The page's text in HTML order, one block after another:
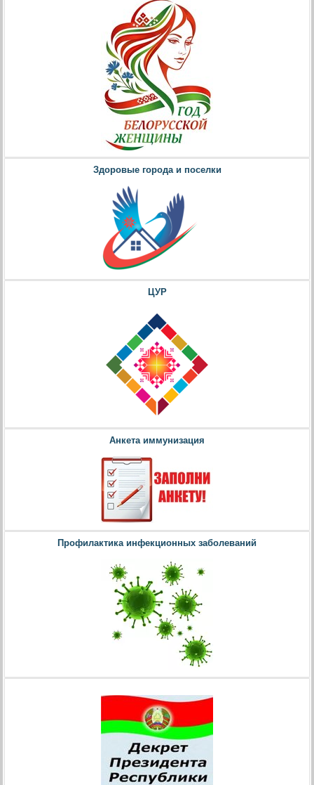
Здоровые города и поселки
ЦУР
Анкета иммунизация
Профилактика инфекционных заболеваний